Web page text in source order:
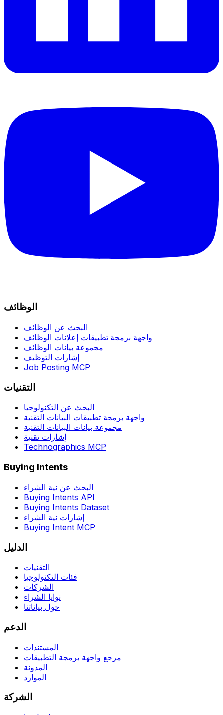
الوظائف
البحث عن الوظائف
واجهة برمجة تطبيقات إعلانات الوظائف
مجموعة بيانات الوظائف
إشارات التوظيف
Job Posting MCP
التقنيات
البحث عن التكنولوجيا
واجهة برمجة تطبيقات البيانات التقنية
مجموعة بيانات البيانات التقنية
إشارات تقنية
Technographics MCP
Buying Intents
البحث عن نية الشراء
Buying Intents API
Buying Intents Dataset
إشارات نية الشراء
Buying Intent MCP
الدليل
التقنيات
فئات التكنولوجيا
الشركات
نوايا الشراء
حول بياناتنا
الدعم
المستندات
مرجع واجهة برمجة التطبيقات
المدونة
الموارد
الشركة